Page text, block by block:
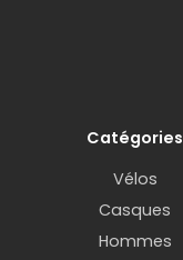
Catégories
Vélos
Casques
Hommes